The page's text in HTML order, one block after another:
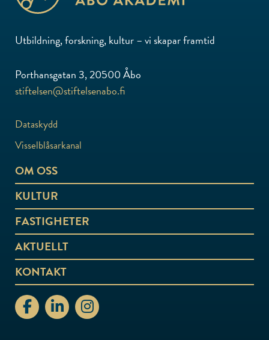
Utbildning, forskning, kultur – vi skapar framtid
Porthansgatan 3, 20500 Åbo
stiftelsen@stiftelsenabo.fi
Dataskydd
Visselblåsarkanal
OM OSS
KULTUR
FASTIGHETER
AKTUELLT
KONTAKT
stiftelsenabo Facebook
stiftelsenabo Linkedin
stiftelsenabo Instagram